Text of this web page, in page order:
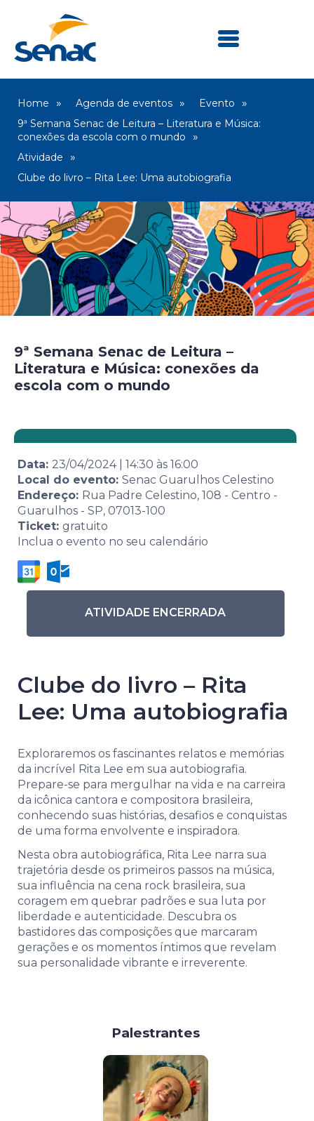
Home Agenda de eventos
Evento
9ª Semana Senac de Leitura – Literatura e Música:
conexões da escola com o mundo
Atividade
Clube do livro – Rita Lee: Uma autobiografia
9ª Semana Senac de Leitura –
Literatura e Música: conexões da
escola com o mundo
Data: 23/04/2024| 14:30 às 16:00
Local do evento: Senac Guarulhos Celestino
Endereço: Rua Padre Celestino, 108 - Centro -
Guarulhos - SP, 07013-100
Ticket: gratuito
Inclua o evento no seu calendário
ATIVIDADE ENCERRADA
Clube do livro – Rita
Lee: Uma autobiografia
Exploraremos os fascinantes relatos e memórias
da incrível Rita Lee em sua autobiografia.
Prepare-se para mergulhar na vida e na carreira
da icônica cantora e compositora brasileira,
conhecendo suas histórias, desafios e conquistas
de uma forma envolvente e inspiradora.
Nesta obra autobiográfica, Rita Lee narra sua
trajetória desde os primeiros passos na música,
sua influência na cena rock brasileira, sua
coragem em quebrar padrões e sua luta por
liberdade e autenticidade. Descubra os
bastidores das composições que marcaram
gerações e os momentos íntimos que revelam
sua personalidade vibrante e irreverente.
Palestrantes